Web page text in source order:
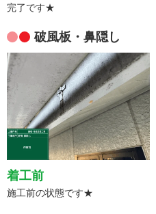
完了です★
破風板・鼻隠し
着工前
施工前の状態です★